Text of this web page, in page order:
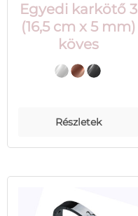
Egyedi karkötő 3
(16,5 cm x 5 mm)
köves
Részletek